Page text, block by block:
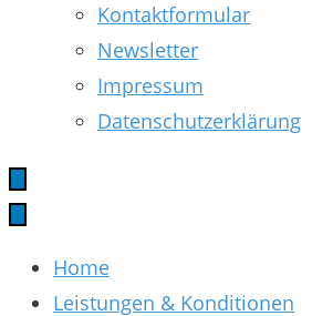
Kontaktformular
Newsletter
Impressum
Datenschutzerklärung
Home
Leistungen & Konditionen